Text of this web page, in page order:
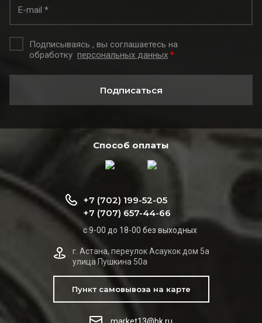
Подписываясь , вы соглашаетесь на
обработку персональных данных *
Подписаться
Способ оплаты
+7 (702) 199-52-05
+7 (707) 657-44-66
с 9-00 до 18-00 без выходных
г. Астана, переулок Асаукок дом 5а
улица Пушкина 50а
Пункт самовывоза на карте
market13@bk.ru